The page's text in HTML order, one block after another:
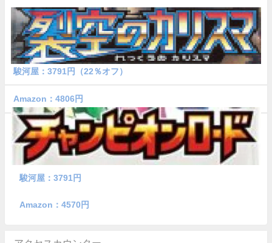
駿河屋：3791円（22％オフ）
Amazon：4806円
駿河屋：3791円
Amazon：4570円